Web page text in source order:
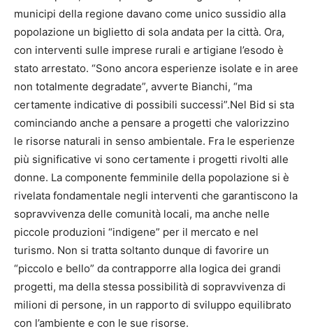
municipi della regione davano come unico sussidio alla
popolazione un biglietto di sola andata per la città. Ora,
con interventi sulle imprese rurali e artigiane l’esodo è
stato arrestato. “Sono ancora esperienze isolate e in aree
non totalmente degradate”, avverte Bianchi, “ma
certamente indicative di possibili successi”.Nel Bid si sta
cominciando anche a pensare a progetti che valorizzino
le risorse naturali in senso ambientale. Fra le esperienze
più significative vi sono certamente i progetti rivolti alle
donne. La componente femminile della popolazione si è
rivelata fondamentale negli interventi che garantiscono la
sopravvivenza delle comunità locali, ma anche nelle
piccole produzioni “indigene” per il mercato e nel
turismo. Non si tratta soltanto dunque di favorire un
“piccolo e bello” da contrapporre alla logica dei grandi
progetti, ma della stessa possibilità di sopravvivenza di
milioni di persone, in un rapporto di sviluppo equilibrato
con l’ambiente e con le sue risorse.